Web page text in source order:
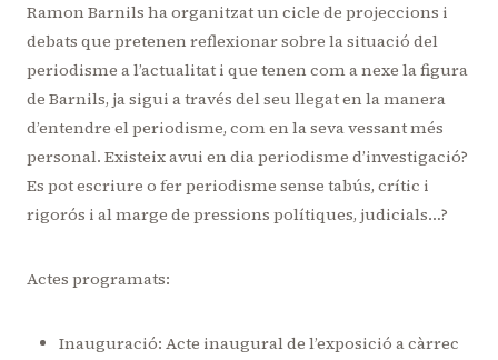
Ramon Barnils ha organitzat un cicle de projeccions i
debats que pretenen reflexionar sobre la situació del
periodisme a l’actualitat i que tenen com a nexe la figura
de Barnils, ja sigui a través del seu llegat en la manera
d’entendre el periodisme, com en la seva vessant més
personal. Existeix avui en dia periodisme d’investigació?
Es pot escriure o fer periodisme sense tabús, crític i
rigorós i al marge de pressions polítiques, judicials…?
Actes programats:
Inauguració: Acte inaugural de l’exposició a càrrec